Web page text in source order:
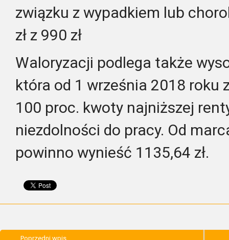
związku z wypadkiem lub
zł z 990 zł
Waloryzacji podlega także
która od 1 września 2018 roku
100 proc. kwoty najniższej
niezdolności do pracy. Od
powinno wynieść 1135,64 zł.
Poprzedni wpis